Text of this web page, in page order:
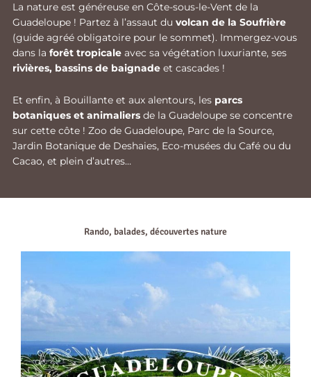
La nature est généreuse en Côte-sous-le-Vent de la
Guadeloupe ! Partez à l’assaut du volcan de la Soufrière
(guide agréé obligatoire pour le sommet). Immergez-vous
dans la forêt tropicale avec sa végétation luxuriante, ses
rivières, bassins de baignade et cascades !
Et enfin, à Bouillante et aux alentours, les parcs
botaniques et animaliers de la Guadeloupe se concentre
sur cette côte ! Zoo de Guadeloupe, Parc de la Source,
Jardin Botanique de Deshaies, Eco-musées du Café ou du
Cacao, et plein d’autres…
Rando, balades, découvertes nature